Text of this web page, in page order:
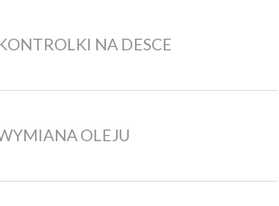
NA DESCE
OLEJU